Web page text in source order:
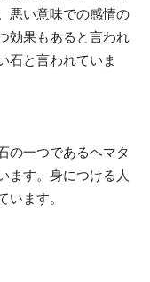
悪い意味での感情の
効果もあると言われ
石と言われていま
の一つであるヘマタ
ます。身につける人
います。